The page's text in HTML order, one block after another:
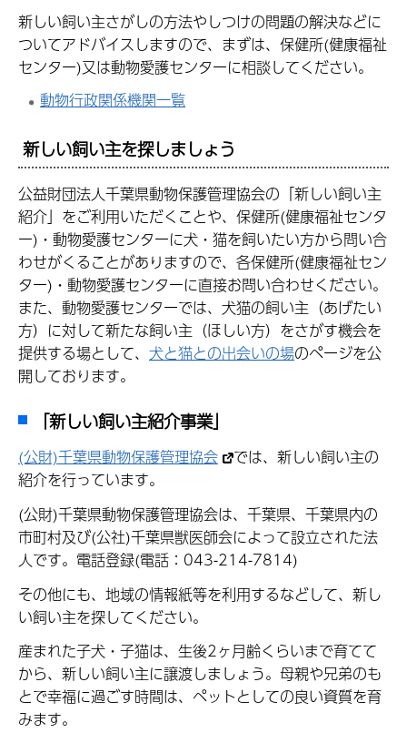
新しい飼い主さがしの方法やしつけの問題の解決などに
ついてアドバイスしますので、まずは、保健所(健康福祉
センター)又は動物愛護センターに相談してください。
動物行政関係機関一覧
新しい飼い主を探しましょう
公益財団法人千葉県動物保護管理協会の「新しい飼い主
紹介」をご利用いただくことや、保健所(健康福祉センタ
ー)・動物愛護センターに犬・猫を飼いたい方から問い合
わせがくることがありますので、各保健所(健康福祉セン
ター)・動物愛護センターに直接お問い合わせください。
また、動物愛護センターでは、犬猫の飼い主（あげたい
方）に対して新たな飼い主（ほしい方）をさがす機会を
提供する場として、 犬と猫との出会いの場のページを公
開しております。
「新しい飼い主紹介事業」
(公財)千葉県動物保護管理協会
では、新しい飼い主の
紹介を行っています。
(公財)千葉県動物保護管理協会は、千葉県、千葉県内の
市町村及び(公社)千葉県獣医師会によって設立された法
人です。電話登録(電話：043-214-7814)
その他にも、地域の情報紙等を利用するなどして、新し
い飼い主を探してください。
産まれた子犬・子猫は、生後2ヶ月齢くらいまで育てて
から、新しい飼い主に譲渡しましょう。母親や兄弟のも
とで幸福に過ごす時間は、ペットとしての良い資質を育
みます。